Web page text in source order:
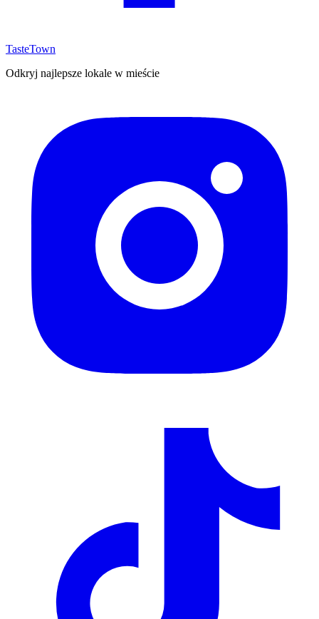
TasteTown
Odkryj najlepsze lokale w mieście